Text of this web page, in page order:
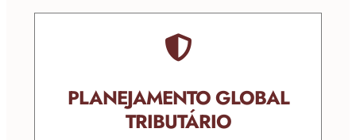
PLANEJAMENTO GLOBAL
TRIBUTÁRIO